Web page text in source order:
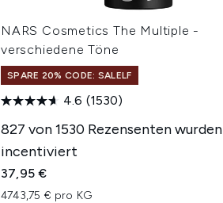
NARS Cosmetics The Multiple -
verschiedene Töne
SPARE 20% CODE: SALELF
4.6 (1530)
827 von 1530 Rezensenten wurden
incentiviert
37,95 €
4743,75 € pro KG